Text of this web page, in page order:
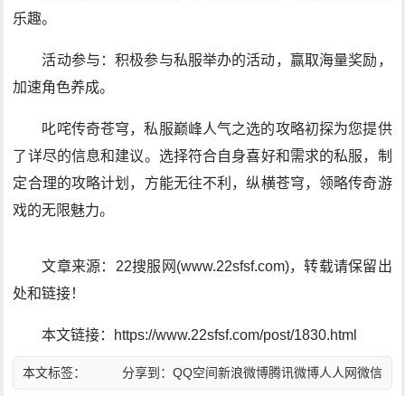
乐趣。
活动参与：积极参与私服举办的活动，赢取海量奖励，
加速角色养成。
叱咤传奇苍穹，私服巅峰人气之选的攻略初探为您提供
了详尽的信息和建议。选择符合自身喜好和需求的私服，制
定合理的攻略计划，方能无往不利，纵横苍穹，领略传奇游
戏的无限魅力。
文章来源：22搜服网(www.22sfsf.com)，转载请保留出
处和链接！
本文链接：https://www.22sfsf.com/post/1830.html
分享到： QQ空间新浪微博腾讯微博人人网微信
本文标签：